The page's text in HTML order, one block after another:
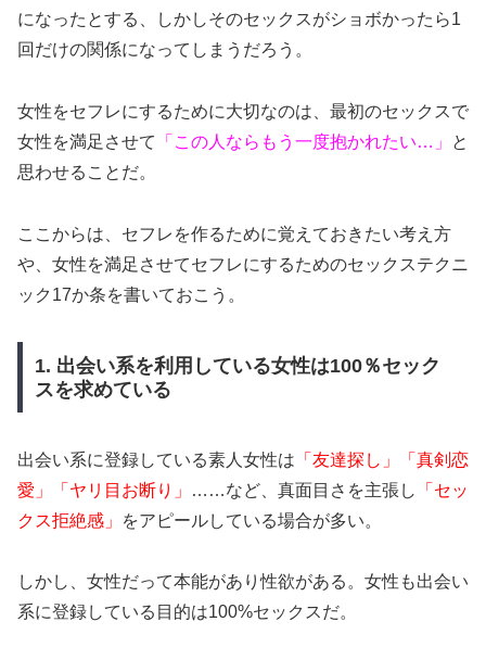
になったとする、しかしそのセックスがショボかったら1
回だけの関係になってしまうだろう。
女性をセフレにするために大切なのは、最初のセックスで
女性を満足させて
「この人ならもう一度抱かれたい…」
と
思わせることだ。
ここからは、セフレを作るために覚えておきたい考え方
や、女性を満足させてセフレにするためのセックステクニ
ック17か条を書いておこう。
1. 出会い系を利用している女性は100％セック
スを求めている
出会い系に登録している素人女性は 「友達探し」「真剣恋
愛」「ヤリ目お断り」
……など、真面目さを主張し
「セッ
クス拒絶感」
をアピールしている場合が多い。
しかし、女性だって本能があり性欲がある。女性も出会い
系に登録している目的は100%セックスだ。